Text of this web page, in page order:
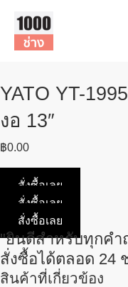
content
YATO YT-
งอ 13″
฿0.00
สั่งซื้อเลย
สั่งซื้อเลย
สั่งซื้อเลย
"ยินดีสำหรับทุกคำ
สั่งซื้อได้ตลอด 24
สินค้าที่เกี่ยวข้อง